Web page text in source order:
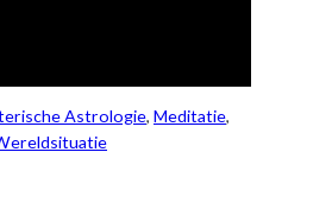
Astrologie, Meditatie,